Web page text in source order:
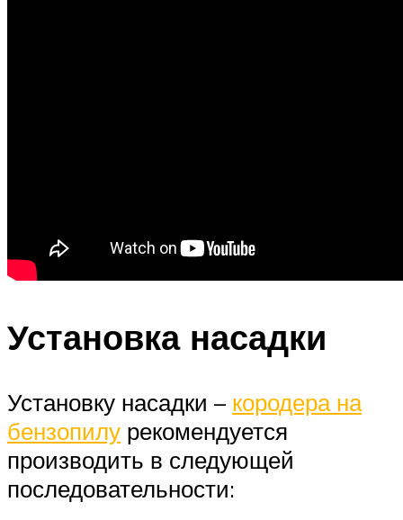
Установка насадки
Установку насадки – кородера на
бензопилу рекомендуется
производить в следующей
последовательности: